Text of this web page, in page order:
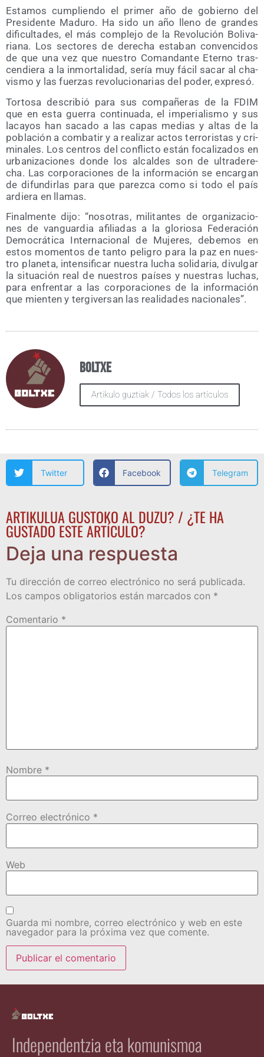
Esta­mos cum­plien­do el pri­mer año de gobierno del
Pre­si­den­te Madu­ro. Ha sido un año lleno de gran­des
difi­cul­ta­des, el más com­ple­jo de la Revo­lu­ción Boli­va­
ria­na. Los sec­to­res de dere­cha esta­ban con­ven­ci­dos
de que una vez que nues­tro Coman­dan­te Eterno tras­
cen­die­ra a la inmor­ta­li­dad, sería muy fácil sacar al cha­
vis­mo y las fuer­zas revo­lu­cio­na­rias del poder, expresó.
Tor­to­sa des­cri­bió para sus com­pa­ñe­ras de la FDIM
que en esta gue­rra con­ti­nua­da, el impe­ria­lis­mo y sus
laca­yos han saca­do a las capas medias y altas de la
pobla­ción a com­ba­tir y a rea­li­zar actos terro­ris­tas y cri­
mi­na­les. Los cen­tros del con­flic­to están foca­li­za­dos en
urba­ni­za­cio­nes don­de los alcal­des son de ultra­de­re­
cha. Las cor­po­ra­cio­nes de la infor­ma­ción se encar­gan
de difun­dir­las para que parez­ca como si todo el país
ardie­ra en llamas.
Final­men­te dijo: “noso­tras, mili­tan­tes de orga­ni­za­cio­
nes de van­guar­dia afi­lia­das a la glo­rio­sa Fede­ra­ción
Demo­crá­ti­ca Inter­na­cio­nal de Muje­res, debe­mos en
estos momen­tos de tan­to peli­gro para la paz en nues­
tro pla­ne­ta, inten­si­fi­car nues­tra lucha soli­da­ria, divul­gar
la situa­ción real de nues­tros paí­ses y nues­tras luchas,
para enfren­tar a las cor­po­ra­cio­nes de la infor­ma­ción
que mien­ten y ter­gi­ver­san las reali­da­des nacionales”.
Boltxe
Artikulo guztiak / Todos los artículos
Twitter Facebook Telegram
ARTIKULUA GUSTOKO AL DUZU? / ¿TE HA
GUSTADO ESTE ARTÍCULO?
Deja una respuesta
Tu dirección de correo electrónico no será publicada.
Los campos obligatorios están marcados con *
Comentario *
Nombre *
Correo electrónico *
Web
Guarda mi nombre, correo electrónico y web en este
navegador para la próxima vez que comente.
Independentzia eta komunismoa